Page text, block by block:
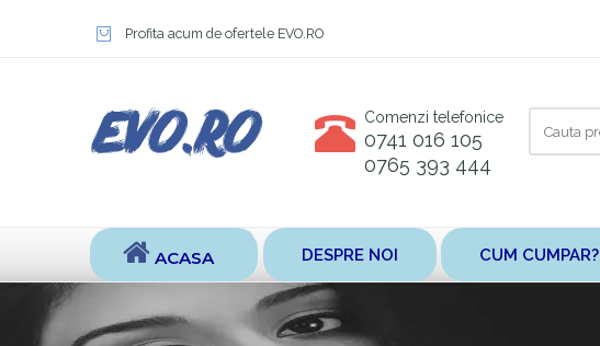
Profita acum de ofertele EVO.RO
Comenzi telefonice
0741 016 105
0765 393 444
aici
ACASA DESPRE NOI CUM CUMPAR?